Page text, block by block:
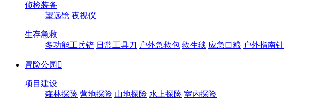
侦检装备
望远镜 夜视仪
生存急救
多功能工兵铲 日常工具刀 户外急救包 救生毯 应急口粮 户外指南针
冒险公园 
项目建设
森林探险 营地探险 山地探险 水上探险 室内探险